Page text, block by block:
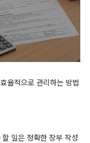
율적으로 관리하는 방법
일은 정확한 장부 작성